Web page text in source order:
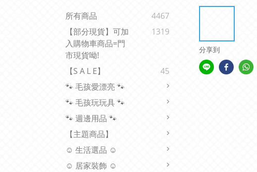
所有商品
4467
【部分現貨】可加
入購物車商品=門
市現貨呦!
1319
【s A L E】
45
🐾 毛孩愛漂亮 🐾
🐾 毛孩玩玩具 🐾
🐾 週邊用品 🐾
【主題商品】
☺ 生活選品 ☺
☺ 居家裝飾 ☺
分享到